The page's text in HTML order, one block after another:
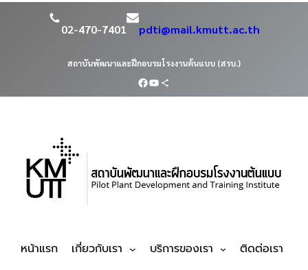
02-470-7401 pdti@mail.kmutt.ac.th
สถาบันพัฒนาและฝึกอบรมโรงงานต้นแบบ (สรบ.)
หน้าแรก เกี่ยวกับเรา บริการของเรา ติดต่อเรา